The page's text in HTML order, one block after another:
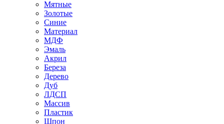
Мятные
Золотые
Синие
Материал
МДФ
Эмаль
Акрил
Береза
Дерево
Дуб
ЛДСП
Массив
Пластик
Шпон